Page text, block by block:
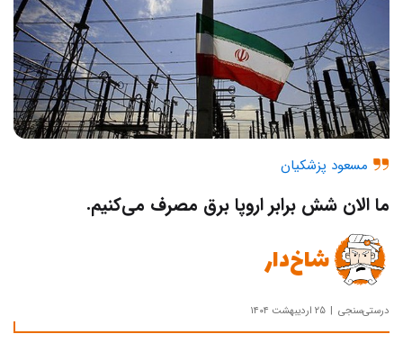
مسعود پزشکیان
ما الان شش‌ برابر اروپا برق مصرف می‌کنیم.
شاخ‌دار
درستی‌سنجی ۲۵ اردیبهشت ۱۴۰۴